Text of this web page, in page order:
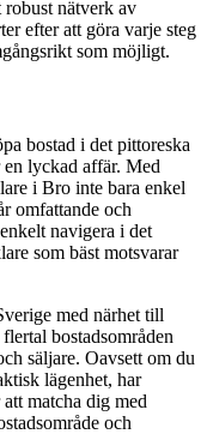
robust nätverk av
efter att göra varje steg
som möjligt.
bostad i det pittoreska
lyckad affär. Med
i Bro inte bara enkel
omfattande och
navigera i det
som bäst motsvarar
med närhet till
bostadsområden
säljare. Oavsett om du
lägenhet, har
matcha dig med
och